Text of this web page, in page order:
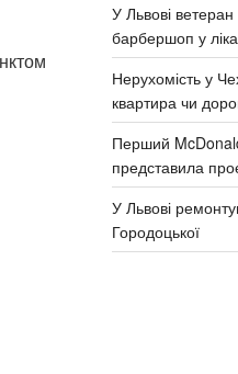
У Львові ветеран
барбершоп у
Нерухомість у
квартира чи
Перший
представила
У Львові
Городоцької